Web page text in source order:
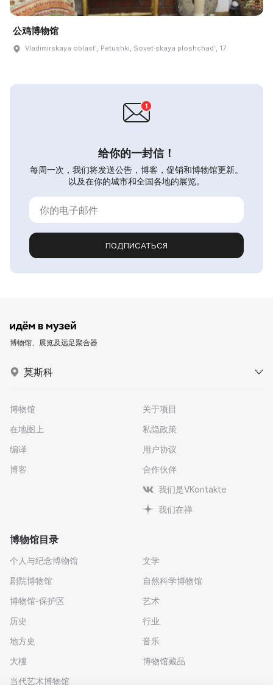
公鸡博物馆
Vladimirskaya oblastʹ, Petushki, Sovet·skaya ploshchadʹ, 17
给你的一封信！
每周一次，我们将发送公告，博客，促销和博物馆更新。
以及在你的城市和全国各地的展览。
ПОДПИСАТЬСЯ
博物馆、展览及远足聚合器
莫斯科
博物馆
在地图上
编译
博客
关于项目
私隐政策
用户协议
合作伙伴
我们是VKontakte
我们在禅
博物馆目录
个人与纪念博物馆
剧院博物馆
博物馆-保护区
历史
地方史
大樓
当代艺术博物馆
文学
自然科学博物馆
艺术
行业
音乐
博物馆藏品